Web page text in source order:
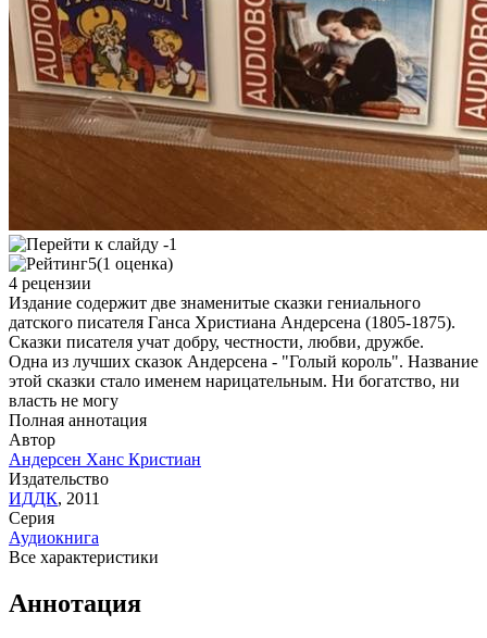
5(1 оценка)
4 рецензии
Издание содержит две знаменитые сказки гениального
датского писателя Ганса Христиана Андерсена (1805-1875).
Сказки писателя учат добру, честности, любви, дружбе.
Одна из лучших сказок Андерсена - "Голый король". Название
этой сказки стало именем нарицательным. Ни богатство, ни
власть не могу
Полная аннотация
Автор
Андерсен Ханс Кристиан
Издательство
ИДДК, 2011
Серия
Аудиокнига
Все характеристики
Аннотация